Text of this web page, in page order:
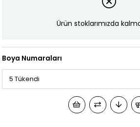
Ürün stoklarımızda
Boya Numaraları